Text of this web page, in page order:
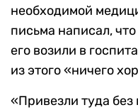
необходимой
письма написал,
его возили в
из этого «ничего
«Привезли туда без